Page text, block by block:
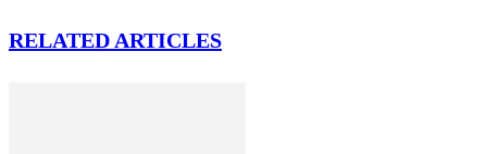
RELATED ARTICLES